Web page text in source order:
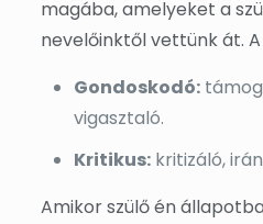
magába, amelyeket a
nevelőinktől vettünk át.
Gondoskodó:
vigasztaló.
Kritikus:kritizáló,
Amikor szülő én